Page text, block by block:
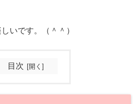
いです。（＾＾）
目次